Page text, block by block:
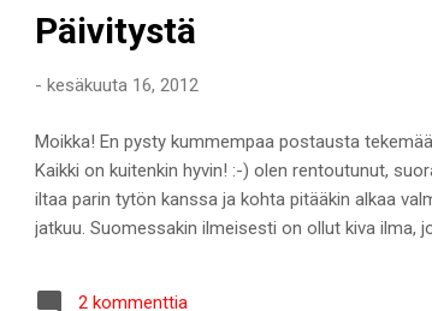
Päivitystä
- kesäkuuta 16, 2012
Moikka! En pysty kummempaa postausta
Kaikki on kuitenkin hyvin! :-) olen rentoutunut,
iltaa parin tytön kanssa ja kohta pitääkin alkaa
jatkuu. Suomessakin ilmeisesti on ollut kiva ilma,
2 kommenttia